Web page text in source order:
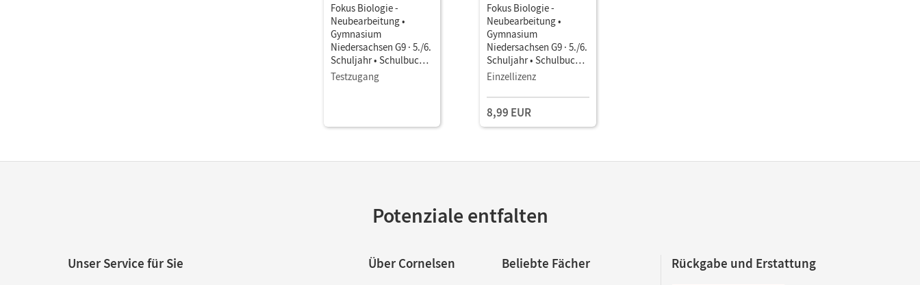
Fokus Biologie -
Neubearbeitung •
Gymnasium
Niedersachsen G9 · 5./6.
Schuljahr • Schulbuch
als E-Book
Testzugang
Fokus Biologie -
Neubearbeitung •
Gymnasium
Niedersachsen G9 · 5./6.
Schuljahr • Schulbuch
als E-Book
Einzellizenz
8,99 EUR
Potenziale entfalten
Unser Service für Sie Über Cornelsen Beliebte Fächer Rückgabe und Erstattung